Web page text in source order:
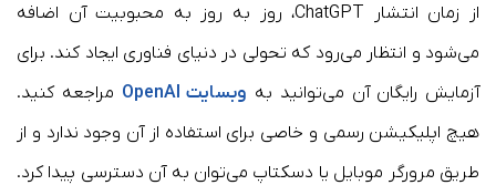
از زمان انتشار ChatGPT، روز به روز به محبوبیت آن اضافه
می‌شود و انتظار می‌رود که تحولی در دنیای فناوری ایجاد کند. برای
آزمایش رایگان آن می‌توانید به وبسایت OpenAI
مراجعه کنید.
هیچ اپلیکیشن رسمی و خاصی برای استفاده از آن وجود ندارد و از
طریق مرورگر موبایل یا دسکتاپ می‌توان به آن دسترسی پیدا کرد.